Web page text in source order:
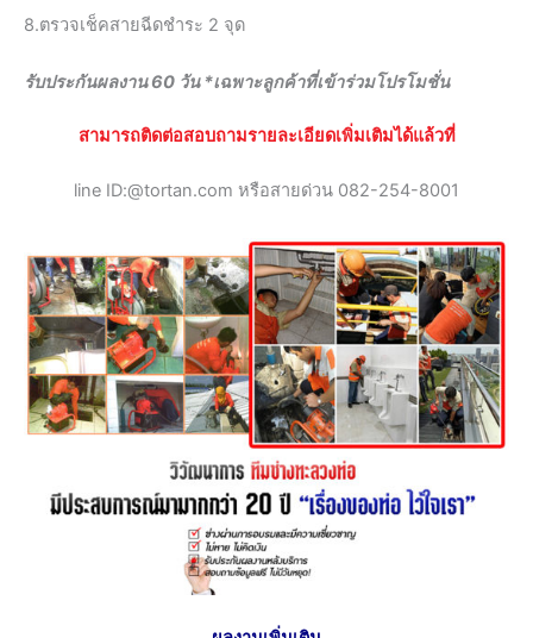
8.ตรวจเช็คสายฉีดชำระ 2 จุด
รับประกันผลงาน 60 วัน *เฉพาะลูกค้าที่เข้าร่วมโปรโมชั่น
สามารถติดต่อสอบถามรายละเอียดเพิ่มเติมได้แล้วที่
line ID:@tortan.com หรือสายด่วน 082-254-8001